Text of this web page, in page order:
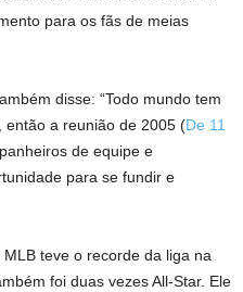
para os fãs de meias
disse: “Todo mundo tem
então a reunião de 2005 (De 11
de equipe e
para se fundir e
teve o recorde da liga na
foi duas vezes All-Star. Ele